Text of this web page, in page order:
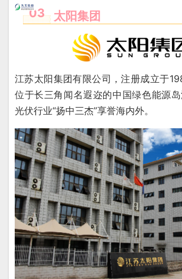
03 太阳集团
江苏太阳集团有限公司，注册成立于
位于长三角闻名遐迩的中国绿色能源岛
光伏行业“扬中三杰”享誉海内外。